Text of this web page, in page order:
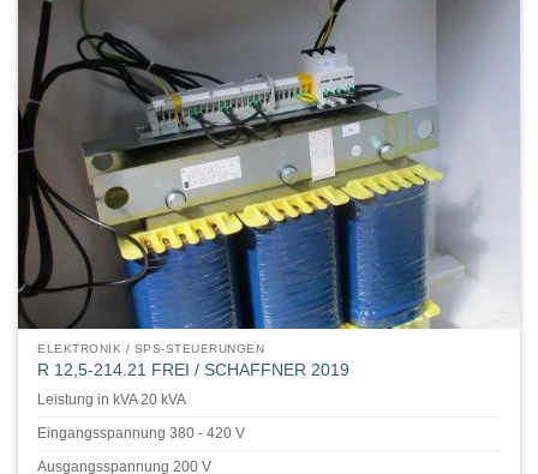
ELEKTRONIK / SPS-STEUERUNGEN
R 12,5-214.21 FREI / SCHAFFNER 2019
Leistung in kVA 20 kVA
Eingangsspannung 380 - 420 V
Ausgangsspannung 200 V